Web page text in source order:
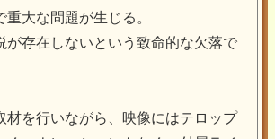
重大な問題が生じる。
存在しないという致命的な欠落で
材を行いながら、映像にはテロップ